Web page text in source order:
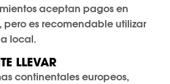
aceptan pagos en
pero es recomendable utilizar
local.
LLEVAR
continentales europeos,